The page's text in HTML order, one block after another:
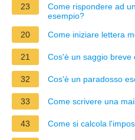
23
Come rispondere ad
esempio?
20
Come iniziare lettera
21 Cos'è un saggio breve
32 Cos'è un paradosso
33 Come scrivere una
43 Come si calcola